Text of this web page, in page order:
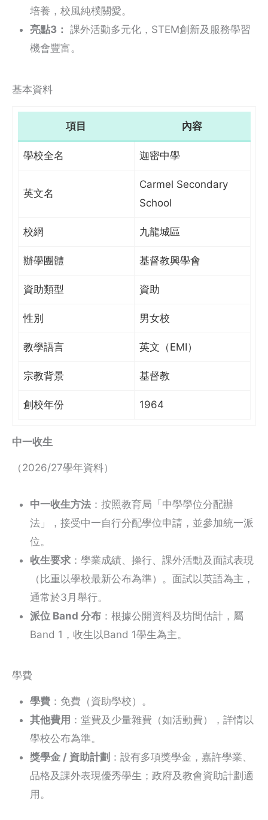
培養，校風純樸關愛。
亮點3： 課外活動多元化，STEM創新及服務學習
機會豐富。
基本資料
項目 內容
學校全名 迦密中學
英文名
Carmel Secondary
School
校網 九龍城區
辦學團體 基督教興學會
資助類型 資助
性別 男女校
教學語言 英文（EMI）
宗教背景 基督教
創校年份 1964
中一收生
（2026/27學年資料）
中一收生方法 ：按照教育局「中學學位分配辦
法」，接受中一自行分配學位申請，並參加統一派
位。
收生要求 ：學業成績、操行、課外活動及面試表現
（比重以學校最新公布為準）。面試以英語為主，
通常於3月舉行。
派位 Band 分布 ：根據公開資料及坊間估計，屬
Band 1，收生以Band 1學生為主。
學費
學費 ：免費（資助學校）。
其他費用 ：堂費及少量雜費（如活動費），詳情以
學校公布為準。
獎學金 / 資助計劃 ：設有多項獎學金，嘉許學業、
品格及課外表現優秀學生；政府及教會資助計劃適
用。